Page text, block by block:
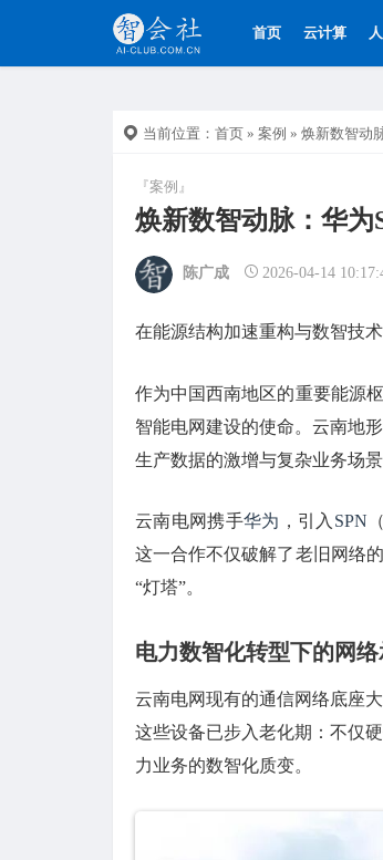
首页 云计算
当前位置： 首页 » 案例 » 焕新数智动
『案例』
焕新数智动脉：华为
陈广成 2026-04-14
在能源结构加速重构与数智技
作为中国西南地区的重要能源枢
智能电网建设的使命。云南地
生产数据的激增与复杂业务场
云南电网携手华为 ，引入 SPN
这一合作不仅破解了老旧网络
“灯塔”。
电力数智化转型下的网
云南电网现有的通信网络底座
这些设备已步入老化期：不仅
力业务的数智化质变。